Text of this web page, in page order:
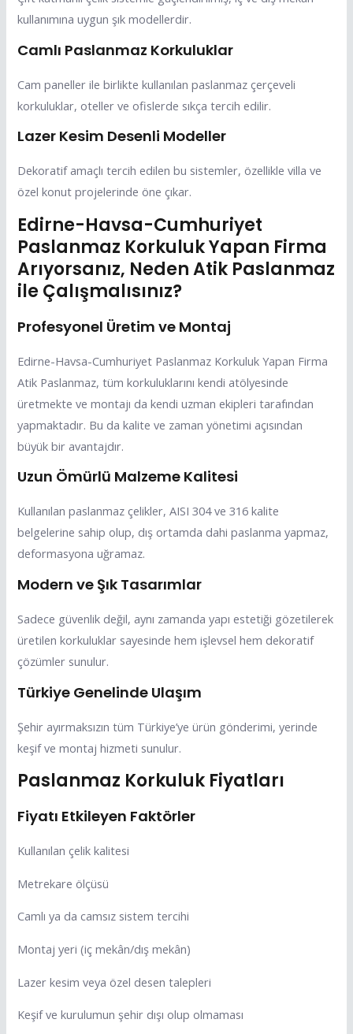
kullanımına uygun şık modellerdir.
Camlı Paslanmaz Korkuluklar
Cam paneller ile birlikte kullanılan paslanmaz çerçeveli
korkuluklar, oteller ve ofislerde sıkça tercih edilir.
Lazer Kesim Desenli Modeller
Dekoratif amaçlı tercih edilen bu sistemler, özellikle villa ve
özel konut projelerinde öne çıkar.
Edirne-Havsa-Cumhuriyet
Paslanmaz Korkuluk Yapan Firma
Arıyorsanız, Neden Atik Paslanmaz
ile Çalışmalısınız?
Profesyonel Üretim ve Montaj
Edirne-Havsa-Cumhuriyet Paslanmaz Korkuluk Yapan Firma
Atik Paslanmaz, tüm korkuluklarını kendi atölyesinde
üretmekte ve montajı da kendi uzman ekipleri tarafından
yapmaktadır. Bu da kalite ve zaman yönetimi açısından
büyük bir avantajdır.
Uzun Ömürlü Malzeme Kalitesi
Kullanılan paslanmaz çelikler, AISI 304 ve 316 kalite
belgelerine sahip olup, dış ortamda dahi paslanma yapmaz,
deformasyona uğramaz.
Modern ve Şık Tasarımlar
Sadece güvenlik değil, aynı zamanda yapı estetiği gözetilerek
üretilen korkuluklar sayesinde hem işlevsel hem dekoratif
çözümler sunulur.
Türkiye Genelinde Ulaşım
Şehir ayırmaksızın tüm Türkiye’ye ürün gönderimi, yerinde
keşif ve montaj hizmeti sunulur.
Paslanmaz Korkuluk Fiyatları
Fiyatı Etkileyen Faktörler
Kullanılan çelik kalitesi
Metrekare ölçüsü
Camlı ya da camsız sistem tercihi
Montaj yeri (iç mekân/dış mekân)
Lazer kesim veya özel desen talepleri
Keşif ve kurulumun şehir dışı olup olmaması